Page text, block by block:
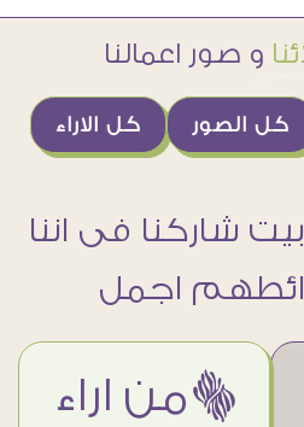
و صور اعمالنا
كل الاراء كل الصور
اكتر من 5000 بيت شاركنا فى اننا
اجمل
ëمن اراء